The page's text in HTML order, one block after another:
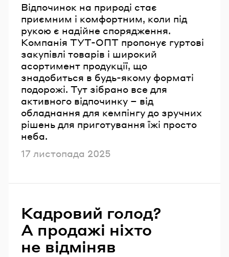
Відпочинок на природі стає
приємним і комфортним, коли під
рукою є надійне спорядження.
Компанія ТУТ-ОПТ пропонує гуртові
закупівлі товарів і широкий
асортимент продукції, що
знадобиться в будь-якому форматі
подорожі. Тут зібрано все для
активного відпочинку – від
обладнання для кемпінгу до зручних
рішень для приготування їжі просто
неба.
Опубліковано
17 листопада 2025
Кадровий голод?
А продажі ніхто
не відміняв